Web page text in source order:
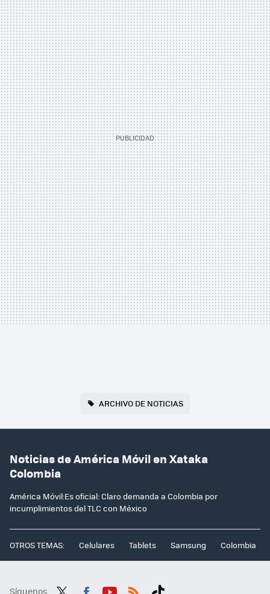
ARCHIVO DE NOTICIAS
Noticias de América Móvil en Xataka
Colombia
América Móvil:Es oficial: Claro demanda a Colombia por
incumplimientos del TLC con México
OTROS TEMAS: Celulares Tablets Samsung Colombia
Síguenos